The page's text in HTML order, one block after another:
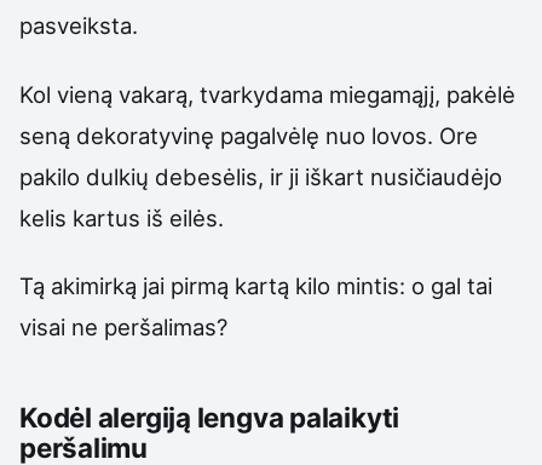
pasveiksta.
Kol vieną vakarą, tvarkydama miegamąjį, pakėlė
seną dekoratyvinę pagalvėlę nuo lovos. Ore
pakilo dulkių debesėlis, ir ji iškart nusičiaudėjo
kelis kartus iš eilės.
Tą akimirką jai pirmą kartą kilo mintis: o gal tai
visai ne peršalimas?
Kodėl alergiją lengva palaikyti
peršalimu